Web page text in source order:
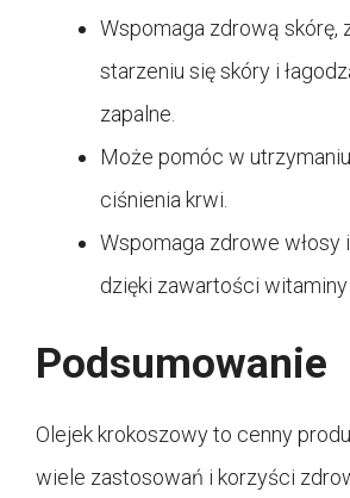
Wspomaga zdrową skórę,
starzeniu się skóry i
zapalne.
Może pomóc w
ciśnienia krwi.
Wspomaga zdrowe włosy
dzięki zawartości witaminy
Podsumowanie
Olejek krokoszowy to cenny
wiele zastosowań i korzyści